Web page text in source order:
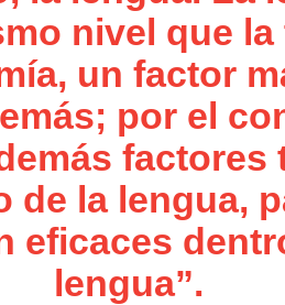
nivel que
un factor
por el
factores
de la lengua,
eficaces
lengua”.